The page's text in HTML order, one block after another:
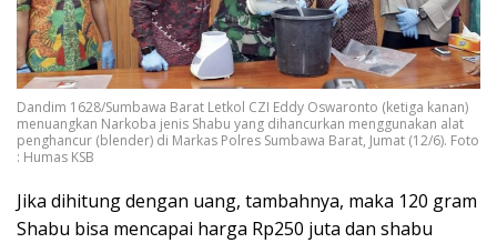
Dandim 1628/Sumbawa Barat Letkol CZI Eddy Oswaronto (ketiga kanan)
menuangkan Narkoba jenis Shabu yang dihancurkan menggunakan alat
penghancur (blender) di Markas Polres Sumbawa Barat, Jumat (12/6). Foto
: Humas KSB
Jika dihitung dengan uang, tambahnya, maka 120 gram
Shabu bisa mencapai harga Rp250 juta dan shabu